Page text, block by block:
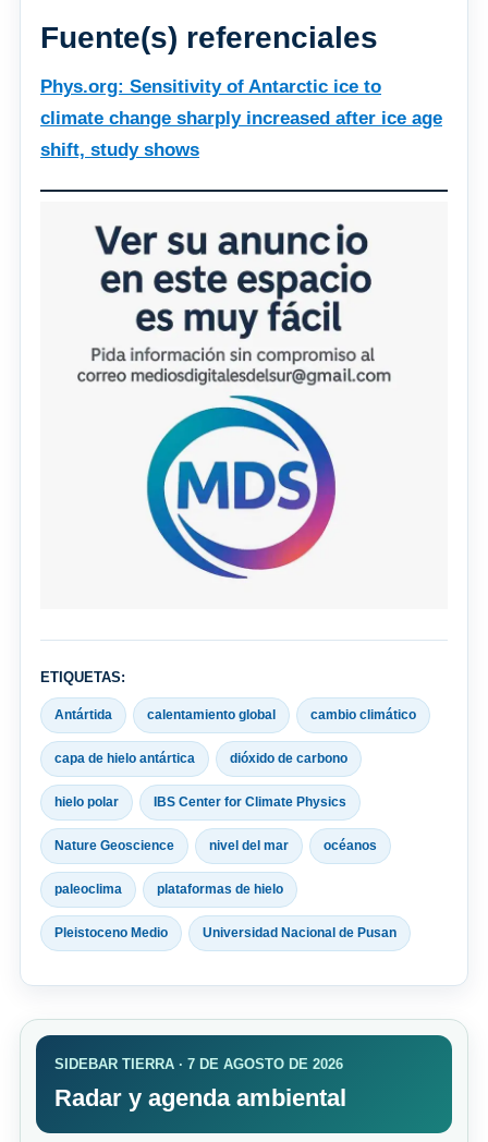
Fuente(s) referenciales
Phys.org: Sensitivity of Antarctic ice to
climate change sharply increased after ice age
shift, study shows
ETIQUETAS:
Antártida calentamiento global cambio climático
capa de hielo antártica dióxido de carbono
hielo polar IBS Center for Climate Physics
Nature Geoscience nivel del mar océanos
paleoclima plataformas de hielo
Pleistoceno Medio Universidad Nacional de Pusan
SIDEBAR TIERRA · 7 DE AGOSTO DE 2026
Radar y agenda ambiental